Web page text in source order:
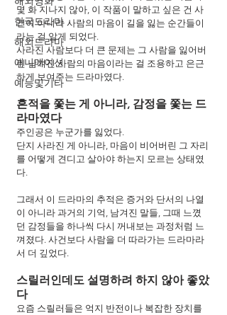
한국드라마
해외드라마
애니메이션
예능및기타
몇 화 지나지 않아, 이 작품이 말하고 싶은 건 사
건이 아니라 사람의 마음이 길을 잃는 순간들이
라는 걸 알게 되었다.
사라진 사람보다 더 큰 문제는 그 사람을 잃어버
린 남겨진 사람의 마음이라는 걸 조용하고 은근
하게 보여주는 드라마였다.
흔적을 쫓는 게 아니라, 감정을 쫓는 드
라마였다
주인공은 누군가를 잃었다.
단지 사라진 게 아니라, 마음이 비어버린 그 자리
를 어떻게 견디고 살아야 하는지 모르는 상태였
다.
그래서 이 드라마의 추적은 증거와 단서의 나열
이 아니라 과거의 기억, 남겨진 말들, 그때 느꼈
던 감정들을 하나씩 다시 꺼내보는 과정처럼 느
껴졌다. 사건보다 사람을 더 따라가는 드라마라
서 더 깊었다.
스릴러인데도 설명하려 하지 않아 좋았
다
요즘 스릴러들은 억지 반전이나 복잡한 장치를